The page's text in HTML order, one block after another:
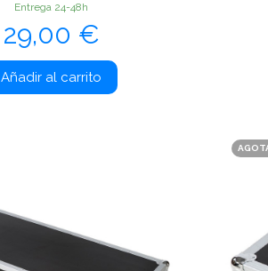
Entrega 24-48h
Precio
29,00 €
Añadir al carrito